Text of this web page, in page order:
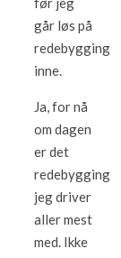
går løs på
redebygging
inne.
Ja, for nå
om dagen
er det
redebygging
jeg driver
aller mest
med. Ikke